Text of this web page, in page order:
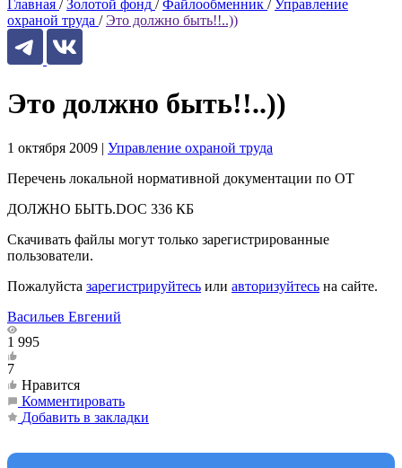
Главная / Золотой фонд / Файлообменник / Управление
охраной труда / Это должно быть!!..))
Это должно быть!!..))
1 октября 2009 | Управление охраной труда
Перечень локальной нормативной документации по ОТ
ДОЛЖНО БЫТЬ.DOC 336 КБ
Скачивать файлы могут только зарегистрированные
пользователи.
Пожалуйста зарегистрируйтесь или авторизуйтесь на сайте.
Васильев Евгений
1 995
7
Нравится
Комментировать
Добавить в закладки